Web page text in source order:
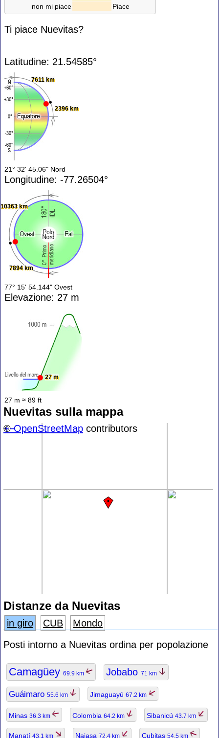
non mi piace
Piace
Ti piace Nuevitas?
Latitudine: 21.54585°
7611 km
2396 km
21° 32' 45.06" Nord
Longitudine: -77.26504°
7894 km
10363 km
77° 15' 54.144" Ovest
Elevazione: 27 m
27 m
27 m ≈ 89 ft
Nuevitas sulla mappa
+−
©OpenStreetMap contributors
Distanze da Nuevitas
in giro CUB
Mondo
Posti intorno a Nuevitas ordina per popolazione
Camagüey 69.9 km Jobabo 71 km
Guáimaro 55.6 km Jimaguayú 67.2 km
Minas 36.3 km Colombia 64.2 km Sibanicú 43.7 km
Manatí 43.1 km Najasa 72.4 km Cubitas 54.5 km